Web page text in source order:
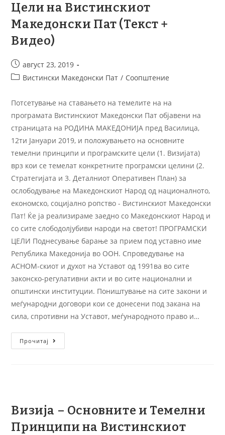
Цели на Вистинскиот
Македонски Пат (Текст +
Видео)
август 23, 2019
Вистински Македонски Пат / Соопштение
Потсетување на ставањето на темелите на на
програмата Вистинскиот Македонски Пат објавени на
страницата на РОДИНА МАКЕДОНИЈА пред Василица,
12ти Јануари 2019, и положувањето на основните
темелни принципи и програмските цели (1. Визијата)
врз кои се темелат конкретните програмски целини (2.
Стратегијата и 3. Деталниот Оперативен План) за
ослободување на Македонскиот Народ од националното,
економско, социјално ропство - Вистинскиот Македонски
Пат! Ќе ја реализираме заедно со Македонскиот Народ и
со сите слободолјубиви народи на светот! ПРОГРАМСКИ
ЦЕЛИ Поднесување барање за прием под уставно име
Република Македонија во ООН. Спроведување на
АСНОМ-скиот и духот на Уставот од 1991ва во сите
законско-регулативни акти и во сите национални и
општински институции. Поништување на сите закони и
меѓународни договори кои се донесени под закана на
сила, спротивни на Уставот, меѓународното право и…
Прочитај
Визија – Основните и Темелни
Принципи на Вистинскиот